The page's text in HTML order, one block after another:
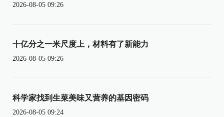
2026-08-05 09:26
十亿分之一米尺度上，材料有了新能力
2026-08-05 09:26
科学家找到生菜美味又营养的基因密码
2026-08-05 09:24